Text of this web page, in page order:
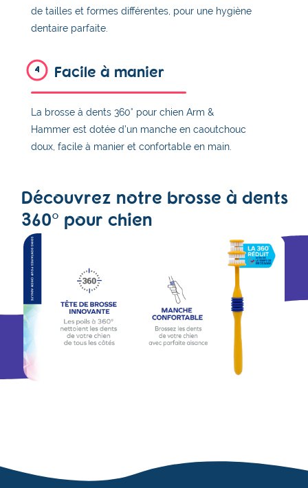
de tailles et formes différentes, pour une hygiène
dentaire parfaite.
4 Facile à manier
La brosse à dents 360° pour chien Arm &
Hammer est dotée d’un manche en caoutchouc
doux, facile à manier et confortable en main.
Découvrez notre brosse à dents
360° pour chien